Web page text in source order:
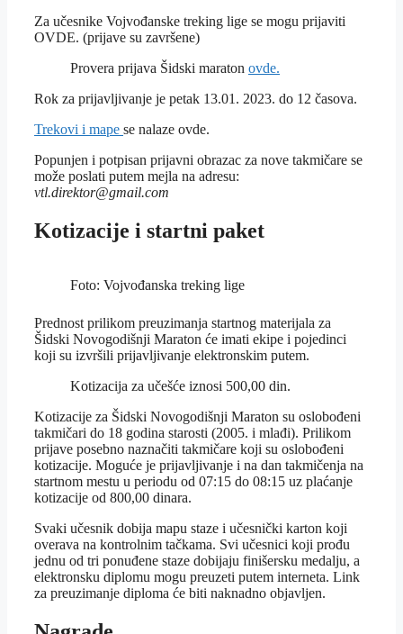
Za učesnike Vojvođanske treking lige se mogu prijaviti
OVDE. (prijave su završene)
Provera prijava Šidski maraton ovde.
Rok za prijavljivanje je petak 13.01. 2023. do 12 časova.
Trekovi i mape se nalaze ovde.
Popunjen i potpisan prijavni obrazac za nove takmičare se
može poslati putem mejla na adresu:
vtl.direktor@gmail.com
Kotizacije i startni paket
Foto: Vojvođanska treking lige
Prednost prilikom preuzimanja startnog materijala za
Šidski Novogodišnji Maraton će imati ekipe i pojedinci
koji su izvršili prijavljivanje elektronskim putem.
Kotizacija za učešće iznosi 500,00 din.
Kotizacije za Šidski Novogodišnji Maraton su oslobođeni
takmičari do 18 godina starosti (2005. i mlađi). Prilikom
prijave posebno naznačiti takmičare koji su oslobođeni
kotizacije. Moguće je prijavljivanje i na dan takmičenja na
startnom mestu u periodu od 07:15 do 08:15 uz plaćanje
kotizacije od 800,00 dinara.
Svaki učesnik dobija mapu staze i učesnički karton koji
overava na kontrolnim tačkama. Svi učesnici koji prođu
jednu od tri ponuđene staze dobijaju finišersku medalju, a
elektronsku diplomu mogu preuzeti putem interneta. Link
za preuzimanje diploma će biti naknadno objavljen.